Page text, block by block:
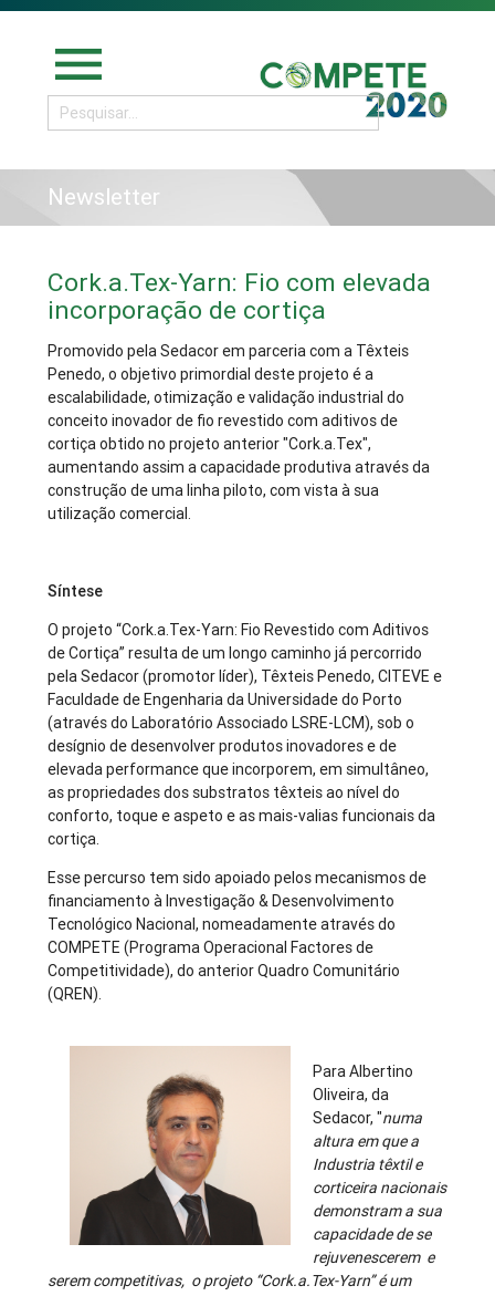
menu
Newsletter
Cork.a.Tex-Yarn: Fio com elevada
incorporação de cortiça
Promovido pela Sedacor em parceria com a Têxteis
Penedo, o objetivo primordial deste projeto é a
escalabilidade, otimização e validação industrial do
conceito inovador de fio revestido com aditivos de
cortiça obtido no projeto anterior "Cork.a.Tex",
aumentando assim a capacidade produtiva através da
construção de uma linha piloto, com vista à sua
utilização comercial.
Síntese
O projeto “Cork.a.Tex-Yarn: Fio Revestido com Aditivos
de Cortiça” resulta de um longo caminho já percorrido
pela Sedacor (promotor líder), Têxteis Penedo, CITEVE e
Faculdade de Engenharia da Universidade do Porto
(através do Laboratório Associado LSRE-LCM), sob o
desígnio de desenvolver produtos inovadores e de
elevada performance que incorporem, em simultâneo,
as propriedades dos substratos têxteis ao nível do
conforto, toque e aspeto e as mais-valias funcionais da
cortiça.
Esse percurso tem sido apoiado pelos mecanismos de
financiamento à Investigação & Desenvolvimento
Tecnológico Nacional, nomeadamente através do
COMPETE (Programa Operacional Factores de
Competitividade), do anterior Quadro Comunitário
(QREN).
Para Albertino
Oliveira, da
Sedacor, "numa
altura em que a
Industria têxtil e
corticeira nacionais
demonstram a sua
capacidade de se
rejuvenescerem e
serem competitivas, o projeto “Cork.a.Tex-Yarn” é um